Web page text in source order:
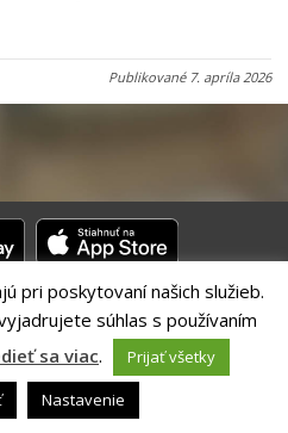
Publikované 7. apríla 2026
– MVI Technology sk,
Bystrica, Československej
webmaster@banskabystrica.sk
osobných údajov
pri poskytovaní našich služieb.
súhlas s používaním
sa viac.
Prijať všetky
Nastavenie